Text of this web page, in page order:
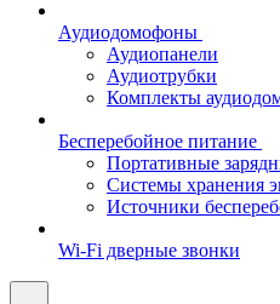
Аудиодомофоны
Аудиопанели
Аудиотрубки
Комплекты
Бесперебойное питание
Портативные
Системы хранения
Источники
Wi-Fi дверные звонки